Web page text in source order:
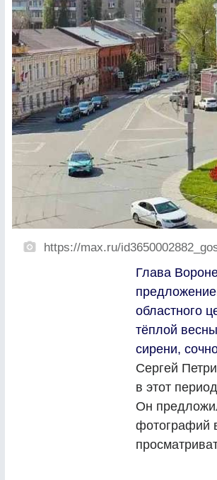
https://max.ru/
Глава
областного
тёплой
сирени,
Сергей
в этот
Он
фотографий